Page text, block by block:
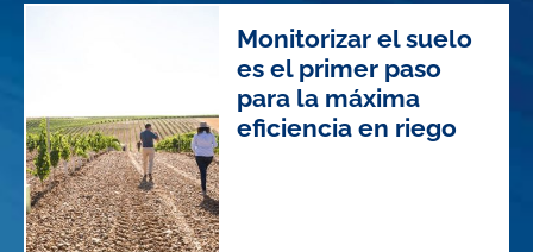
Monitorizar el suelo
es el primer paso
para la máxima
eficiencia en riego